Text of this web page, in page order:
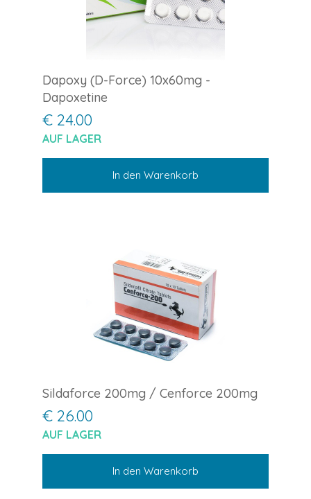
Dapoxy (D-Force) 10x60mg -
Dapoxetine
€ 24.00
AUF LAGER
In den Warenkorb
Sildaforce 200mg / Cenforce 200mg
€ 26.00
AUF LAGER
In den Warenkorb